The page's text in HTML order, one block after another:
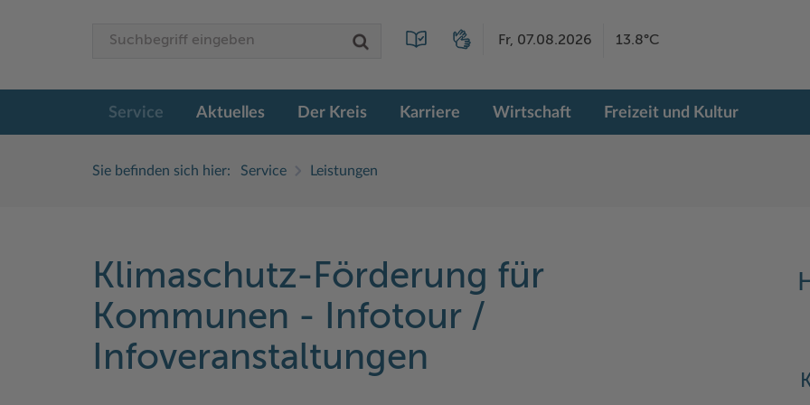
Fr, 07.08.2026 13.8°C
Service Aktuelles Der Kreis Karriere Wirtschaft Freizeit und Kultur
Sie befinden sich hier: Service Leistungen
Klimaschutz-Förderung für
Kommunen - Infotour /
Infoveranstaltungen